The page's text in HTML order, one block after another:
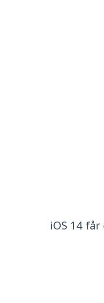
iOS 14